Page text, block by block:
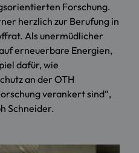
Forschung.
herzlich zur Berufung in
Als unermüdlicher
erneuerbare Energien,
dafür, wie
an der OTH
verankert sind“,
Schneider.